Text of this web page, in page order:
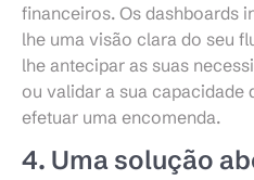
financeiros. Os dashboards
lhe uma visão clara do seu
lhe antecipar as suas
ou validar a sua capacidade
efetuar uma encomenda.
4. Uma solução